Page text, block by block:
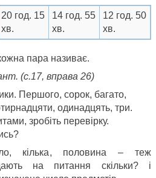
20 год. 15
хв.
14 год. 55
хв.
12 год. 50
хв.
пара називає.
(с.17, вправа 26)
Першого, сорок, багато,
одинадцять, три.
зробіть перевірку.
кілька, половина – теж
на питання скільки? і